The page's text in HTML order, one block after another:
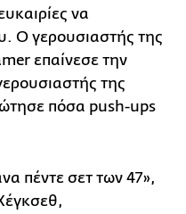
να
Ο γερουσιαστής της
επαίνεσε την
της
πόσα push-ups
πέντε σετ των 47»,